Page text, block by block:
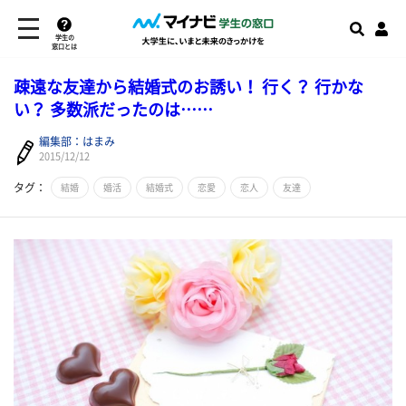
学生の
窓口とは
疎遠な友達から結婚式のお誘い！ 行く？ 行かな
い？ 多数派だったのは……
編集部：はまみ
2015/12/12
タグ： 結婚 婚活 結婚式 恋愛 恋人 友達